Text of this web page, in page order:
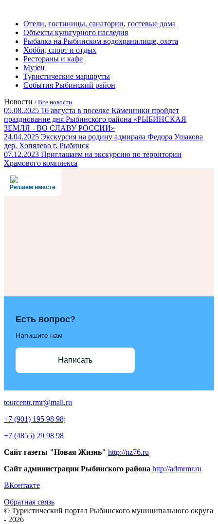
Отели, гостиницы, санатории, гостевые дома
Объекты культурного наследия
Рыбалка на Рыбинском водохранилище, охота
Хобби, спорт и отдых
Рестораны и кафе
Музеи
Туристические маршруты
События Рыбинский район
Новости / Все новости
05.08.2025 16 августа в поселке Каменники пройдет
празднование дня Рыбинского района «РЫБИНСКАЯ
ЗЕМЛЯ - ВО СЛАВУ РОССИИ»
24.04.2025 Экскурсия на родину адмирала Федора Ушакова
дер. Хопялево г. Рыбинск
07.12.2023 Приглашаем на экскурсию по территории
Храмового комплекса
Решаем вместе
Есть вопрос?
Напишите нам
Написать
tourcentr.rmr@mail.ru
+7 (901) 195 98 98;
+7 (4855) 29 98 98
Сайт газеты "Новая Жизнь" http://nz76.ru
Сайт администрации Рыбинского района http://admrmr.ru
ВКонтакте
Обратная связь
© Туристический портал Рыбинского муниципального округа
- 2026